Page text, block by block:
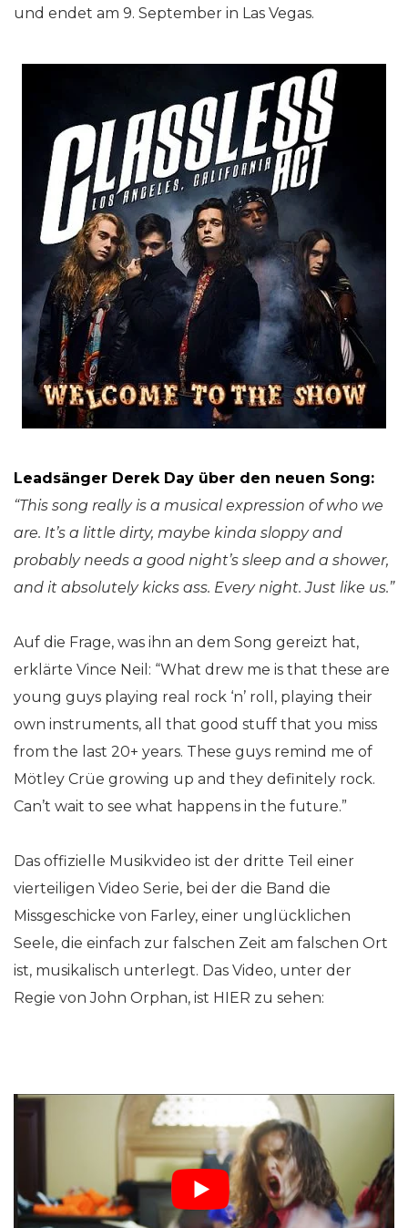
und endet am 9. September in Las Vegas.
Leadsänger Derek Day über den neuen Song:
“This song really is a musical expression of who we
are. It’s a little dirty, maybe kinda sloppy and
probably needs a good night’s sleep and a shower,
and it absolutely kicks ass. Every night. Just like us.”
Auf die Frage, was ihn an dem Song gereizt hat,
erklärte Vince Neil: “What drew me is that these are
young guys playing real rock ‘n’ roll, playing their
own instruments, all that good stuff that you miss
from the last 20+ years. These guys remind me of
Mötley Crüe growing up and they definitely rock.
Can’t wait to see what happens in the future.”
Das offizielle Musikvideo ist der dritte Teil einer
vierteiligen Video Serie, bei der die Band die
Missgeschicke von Farley, einer unglücklichen
Seele, die einfach zur falschen Zeit am falschen Ort
ist, musikalisch unterlegt. Das Video, unter der
Regie von John Orphan, ist HIER zu sehen: